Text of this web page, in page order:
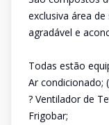
exclusiva área
agradável e
Todas estão
Ar condicionado;
? Ventilador de
Frigobar;